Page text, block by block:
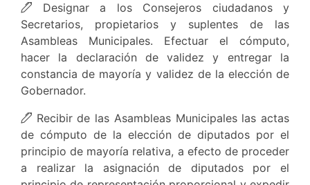
Designar a los Consejeros ciudadanos y
Secretarios, propietarios y suplentes de las
Asambleas Municipales. Efectuar el cómputo,
hacer la declaración de validez y entregar la
constancia de mayoría y validez de la elección de
Gobernador.
Recibir de las Asambleas Municipales las actas
de cómputo de la elección de diputados por el
principio de mayoría relativa, a efecto de proceder
a realizar la asignación de diputados por el